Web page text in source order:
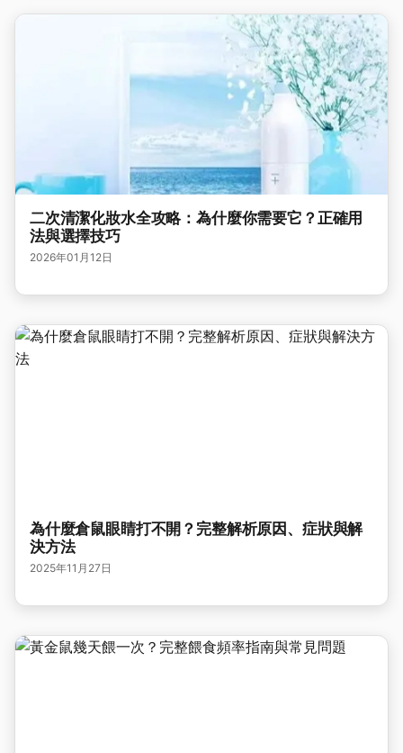
二次清潔化妝水全攻略：為什麼你需要它？正確用
法與選擇技巧
2026年01月12日
為什麼倉鼠眼睛打不開？完整解析原因、症狀與解
決方法
2025年11月27日